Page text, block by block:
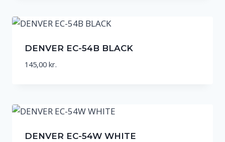
DENVER EC-54B BLACK
145,00 kr.
DENVER EC-54W WHITE